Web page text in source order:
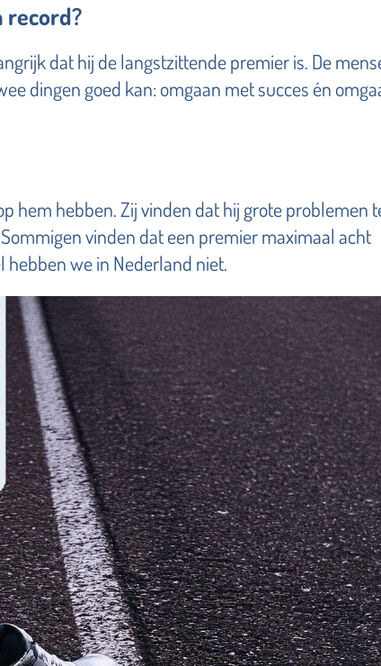
record?
dat hij de langstzittende premier is. De
dingen goed kan: omgaan met succes én
hem hebben. Zij vinden dat hij grote problemen
vinden dat een premier maximaal acht
hebben we in Nederland niet.